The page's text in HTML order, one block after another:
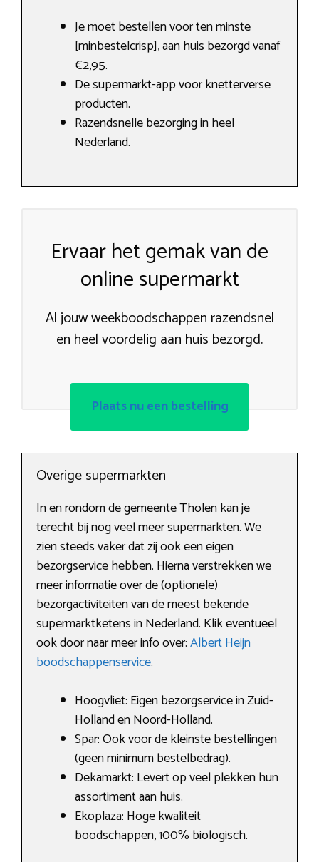
Je moet bestellen voor ten minste
[minbestelcrisp], aan huis bezorgd vanaf
€2,95.
De supermarkt-app voor knetterverse
producten.
Razendsnelle bezorging in heel
Nederland.
Ervaar het gemak van de
online supermarkt
Al jouw weekboodschappen razendsnel
en heel voordelig aan huis bezorgd.
Plaats nu een bestelling
Overige supermarkten
In en rondom de gemeente Tholen kan je
terecht bij nog veel meer supermarkten. We
zien steeds vaker dat zij ook een eigen
bezorgservice hebben. Hierna verstrekken we
meer informatie over de (optionele)
bezorgactiviteiten van de meest bekende
supermarktketens in Nederland. Klik eventueel
ook door naar meer info over:Albert Heijn
boodschappenservice.
Hoogvliet: Eigen bezorgservice in Zuid-
Holland en Noord-Holland.
Spar: Ook voor de kleinste bestellingen
(geen minimum bestelbedrag).
Dekamarkt: Levert op veel plekken hun
assortiment aan huis.
Ekoplaza: Hoge kwaliteit
boodschappen, 100% biologisch.